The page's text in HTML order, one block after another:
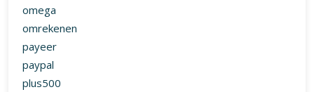
omega
omrekenen
payeer
paypal
plus500